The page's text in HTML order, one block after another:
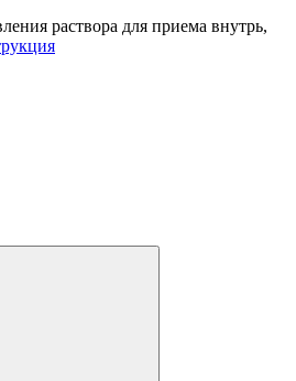
раствора для приема внутрь,